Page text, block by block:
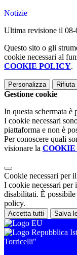
Notizie
Ultima revisione il 08-
Questo sito o gli
cookie necessari al
COOKIE POLICY.
Personalizza Rifiuta
Gestione cookie
In questa schermata è
I cookie necessari
piattaforma e non è
Per conoscere quali
visionare la
Cookie necessari per
I cookie necessari per
disabilitati. È
policy.
Accetta tutti Salva
Torricelli"